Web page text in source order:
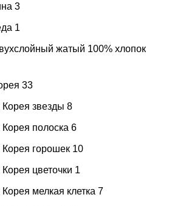
3
1
жатый 100% хлопок
33
Корея звезды 8
полоска 6
Корея горошек 10
цветочки 1
мелкая клетка 7